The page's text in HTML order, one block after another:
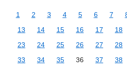
1 2 3 4 5 6 7
13
14 15 16 17 18
23
24 25 26 27 28
33
34 35 36 37 38